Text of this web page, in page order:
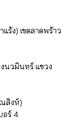
แร้ง) เขตลาดพร้าว
งนวมินทร์ แขวง
ณสิงห์)
อร์ 4